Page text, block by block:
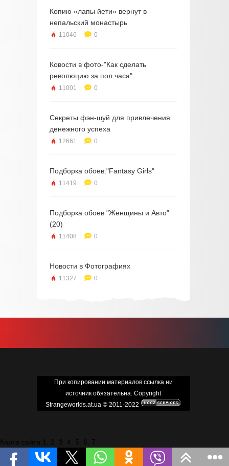
Копию «лапы йети» вернут в
непальский монастырь
11046 0
Ковости в фото-"Как сделать
революцию за пол часа"
11001 0
Секреты фэн-шуй для привлечения
денежного успеха
12661 0
Подборка обоев:"Fantasy Girls"
11419 0
Подборка обоев "Женщины и Авто"
(20)
11408 0
Новости в Фотографиях
11327 0
При копировании материалов ссылка ни
источник обязательна. Copyright
Strangeworlds.at.ua © 2011-2022
Карта сайта 1 2 3 4 5 6 7